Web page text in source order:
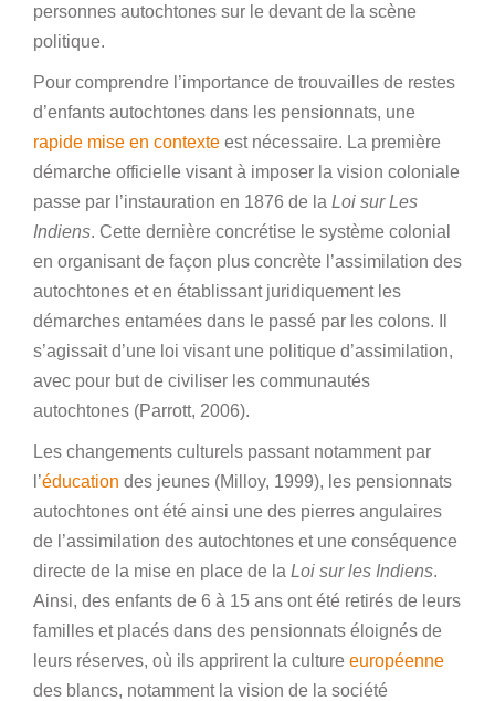
personnes autochtones sur le devant de la scène
politique.
Pour comprendre l’importance de trouvailles de restes
d’enfants autochtones dans les pensionnats, une
rapide mise en contexte est nécessaire. La première
démarche officielle visant à imposer la vision coloniale
passe par l’instauration en 1876 de la Loi sur Les
Indiens. Cette dernière concrétise le système colonial
en organisant de façon plus concrète l’assimilation des
autochtones et en établissant juridiquement les
démarches entamées dans le passé par les colons. Il
s’agissait d’une loi visant une politique d’assimilation,
avec pour but de civiliser les communautés
autochtones (Parrott, 2006).
Les changements culturels passant notamment par
l’éducation des jeunes (Milloy, 1999), les pensionnats
autochtones ont été ainsi une des pierres angulaires
de l’assimilation des autochtones et une conséquence
directe de la mise en place de la Loi sur les Indiens.
Ainsi, des enfants de 6 à 15 ans ont été retirés de leurs
familles et placés dans des pensionnats éloignés de
leurs réserves, où ils apprirent la culture européenne
des blancs, notamment la vision de la société